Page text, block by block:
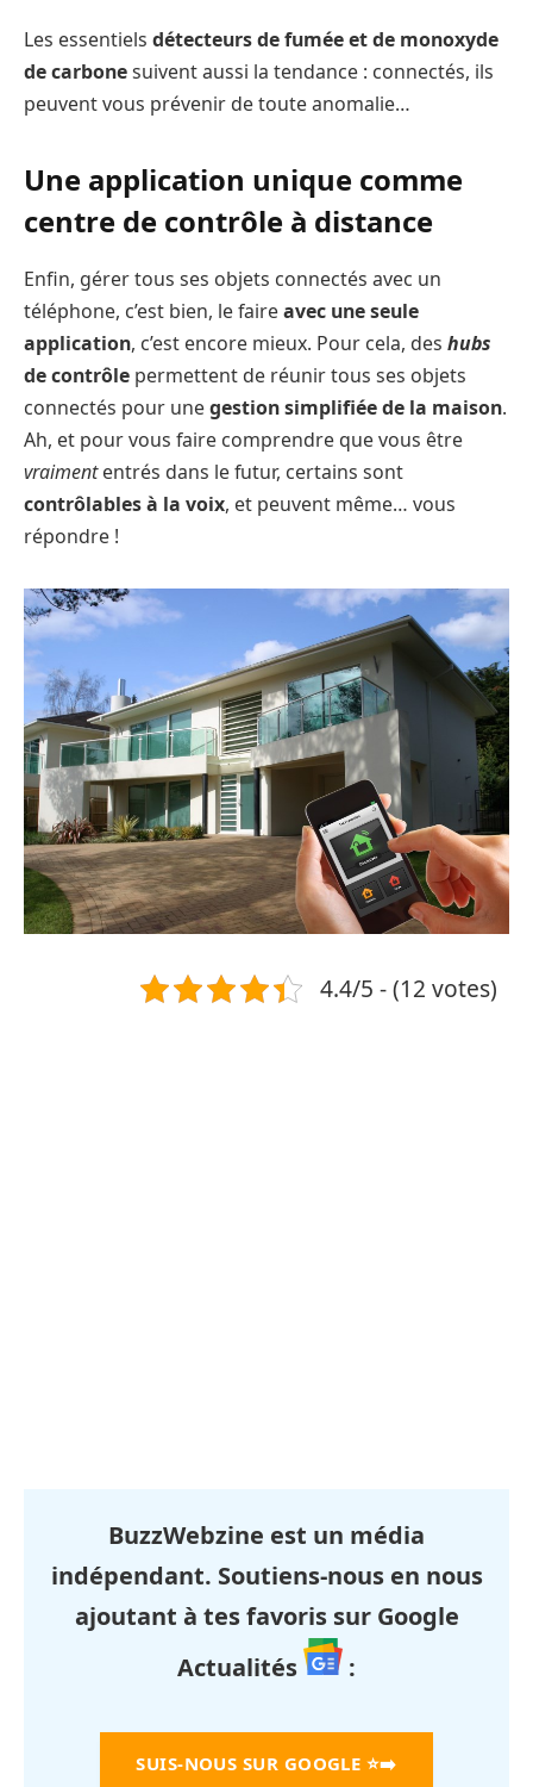
Les essentiels détecteurs de fumée et de monoxyde
de carbonesuivent aussi la tendance : connectés, ils
peuvent vous prévenir de toute anomalie…
Une application unique comme
centre de contrôle à distance
Enfin, gérer tous ses objets connectés avec un
téléphone, c’est bien, le faireavec une seule
application, c’est encore mieux. Pour cela, des hubs
de contrôle permettent de réunir tous ses objets
connectés pour unegestion simplifiée de la maison.
Ah, et pour vous faire comprendre que vous être
vraimententrés dans le futur, certains sont
contrôlables à la voix, et peuvent même… vous
répondre !
4.4/5 - (12 votes)
BuzzWebzine est un média
indépendant. Soutiens-nous en nous
ajoutant à tes favoris sur Google
Actualités
:
SUIS-NOUS SUR GOOGLE ⭐➡️